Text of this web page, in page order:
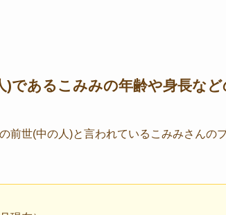
)であるこみみの年齢や身長な
前世(中の人)と言われているこみみさんの